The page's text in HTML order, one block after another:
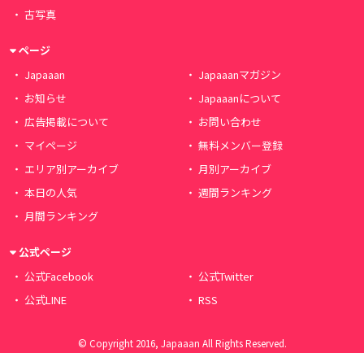
古写真
ページ
Japaaan
Japaaanマガジン
お知らせ
Japaaanについて
広告掲載について
お問い合わせ
マイページ
無料メンバー登録
エリア別アーカイブ
月別アーカイブ
本日の人気
週間ランキング
月間ランキング
公式ページ
公式Facebook
公式Twitter
公式LINE
RSS
© Copyright 2016, Japaaan All Rights Reserved.